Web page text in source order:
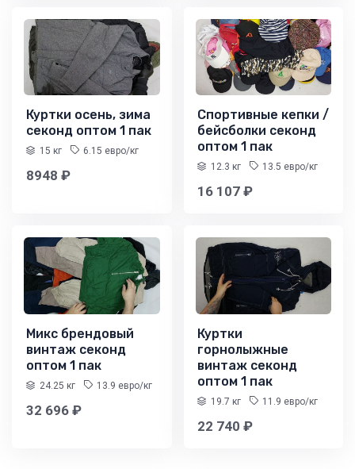
Куртки осень, зима
секонд оптом 1 пак
15 кг 6.15 евро/кг
8948 ₽
Спортивные кепки /
бейсболки секонд
оптом 1 пак
12.3 кг 13.5 евро/кг
16 107 ₽
Микс брендовый
винтаж секонд
оптом 1 пак
24.25 кг 13.9 евро/кг
32 696 ₽
Куртки
горнолыжные
винтаж секонд
оптом 1 пак
19.7 кг 11.9 евро/кг
22 740 ₽